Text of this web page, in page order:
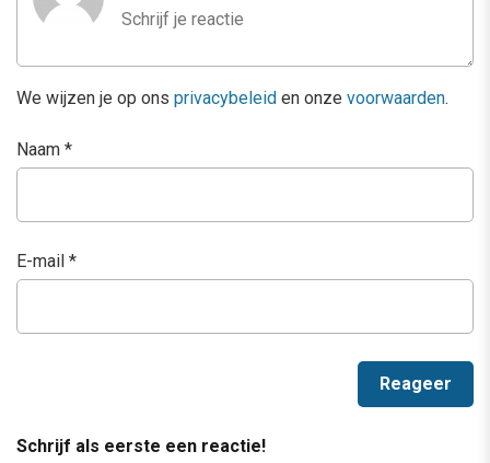
We wijzen je op ons privacybeleid en onze voorwaarden.
Naam *
E-mail *
Schrijf als eerste een reactie!